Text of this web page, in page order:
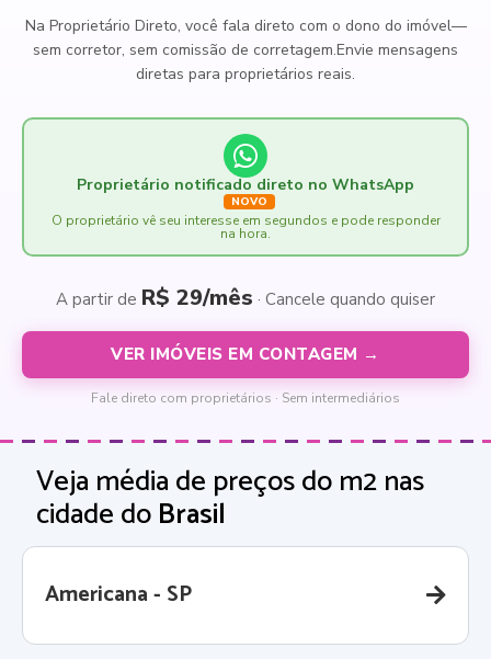
Na Proprietário Direto, você fala direto com o dono do imóvel—
sem corretor, sem comissão de corretagem.Envie mensagens
diretas para proprietários reais.
Proprietário notificado direto no WhatsApp
NOVO
O proprietário vê seu interesse em segundos e pode responder
na hora.
A partir de R$ 29/mês · Cancele quando quiser
VER IMÓVEIS EM CONTAGEM →
Fale direto com proprietários · Sem intermediários
Veja média de preços do m2 nas
cidade doBrasil
Americana - SP